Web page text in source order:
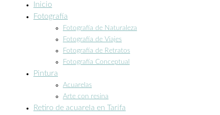
Inicio
Fotografía
Fotografía de Naturaleza
Fotografía de Viajes
Fotografía de Retratos
Fotografía Conceptual
Pintura
Acuarelas
Arte con resina
Retiro de acuarela en Tarifa